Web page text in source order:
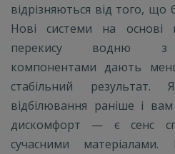
відрізняються від того,
Нові системи на основі
перекису водню з
компонентами дають
стабільний
відбілювання раніше і
дискомфорт — є сенс
сучасними